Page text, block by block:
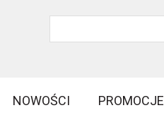
NOWOŚCI PROMOCJE